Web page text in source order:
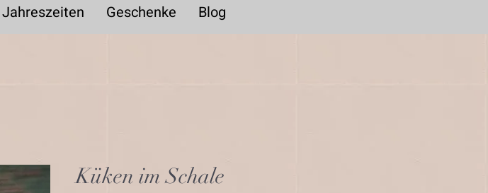
Jahreszeiten Geschenke Blog
Küken im Schale